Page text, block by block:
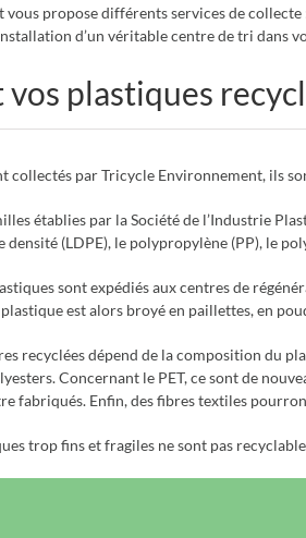
propose différents services de collecte
d’un véritable centre de tri dans
plastiques
collectés par Tricycle Environnement, ils
établies par la Société de l’Industrie
(LDPE), le polypropylène (PP), le
sont expédiés aux centres de
est alors broyé en paillettes, en
recyclées dépend de la composition du
Concernant le PET, ce sont de
fabriqués. Enfin, des fibres textiles
trop fins et fragiles ne sont pas